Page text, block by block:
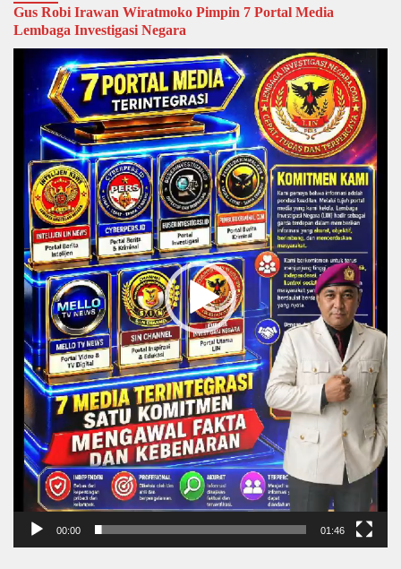
Gus Robi Irawan Wiratmoko Pimpin 7 Portal Media
Lembaga Investigasi Negara
Video
Player
00:00 01:46